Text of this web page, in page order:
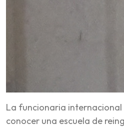
La funcionaria
conocer una escuela de